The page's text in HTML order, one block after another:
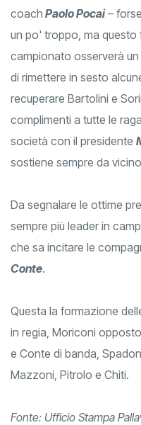
coach Paolo Pocai–
un po' troppo, ma
campionato osserverà
di rimettere in sesto
recuperare Bartolini e
complimenti a tutte le
società con il presidente
sostiene sempre da
Da segnalare le ottime
sempre più leader in
che sa incitare le
Conte.
Questa la formazione
in regia, Moriconi
e Conte di banda,
Mazzoni, Pitrolo e Chiti.
Fonte: Ufficio Stampa